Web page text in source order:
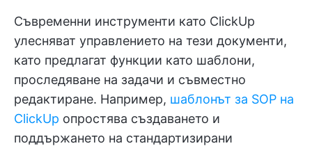
Съвременни инструменти като ClickUp
улесняват управлението на тези документи,
като предлагат функции като шаблони,
проследяване на задачи и съвместно
редактиране. Например, шаблонът за SOP на
ClickUp опростява създаването и
поддържането на стандартизирани